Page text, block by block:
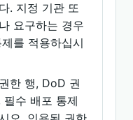
. 지정 기관 또
요구하는 경우
를 적용하십시
한 행, DoD 권
수 배포 통제